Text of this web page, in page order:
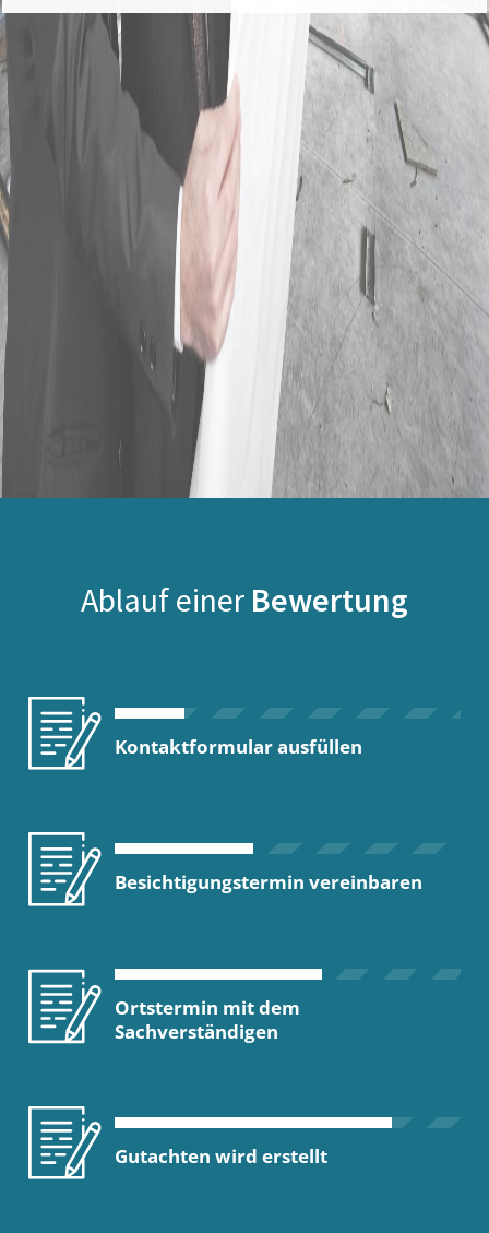
Ablauf einer Bewertung
Kontaktformular ausfüllen
Besichtigungstermin vereinbaren
Ortstermin mit dem
Sachverständigen
Gutachten wird erstellt